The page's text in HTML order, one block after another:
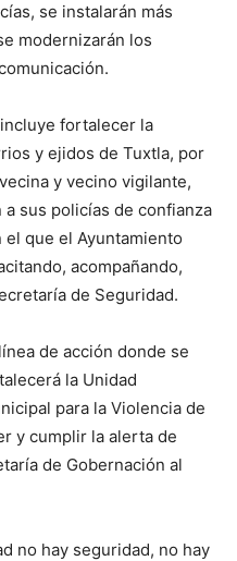
se instalarán más
modernizarán los
fortalecer la
y ejidos de Tuxtla, por
y vecino vigilante,
sus policías de confianza
que el Ayuntamiento
acompañando,
de Seguridad.
de acción donde se
la Unidad
para la Violencia de
y cumplir la alerta de
de Gobernación al
no hay seguridad, no hay